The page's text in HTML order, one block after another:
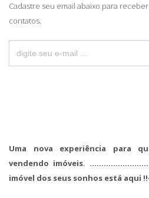
Cadastre seu email abaixo para
contatos.
Uma nova experiência para
vendendo imóveis.
imóvel dos seus sonhos está aqui